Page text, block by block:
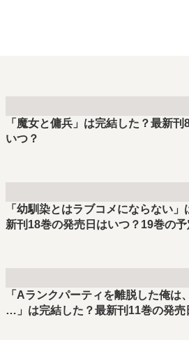
「魔女と傭兵」は完結した？最新刊
いつ？
「幼馴染とはラブコメにならない
新刊18巻の発売日はいつ？19巻の予
「Aランクパーティを離脱した俺は
…」は完結した？最新刊11巻の発売